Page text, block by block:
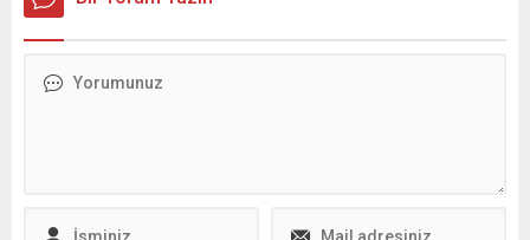
personelinin disiplinli
çalışmaları ve vatandaş
duyduğu memnuniyeti dile...
Epstein davasının hiç bir
Demek ki, Biz Türkler,